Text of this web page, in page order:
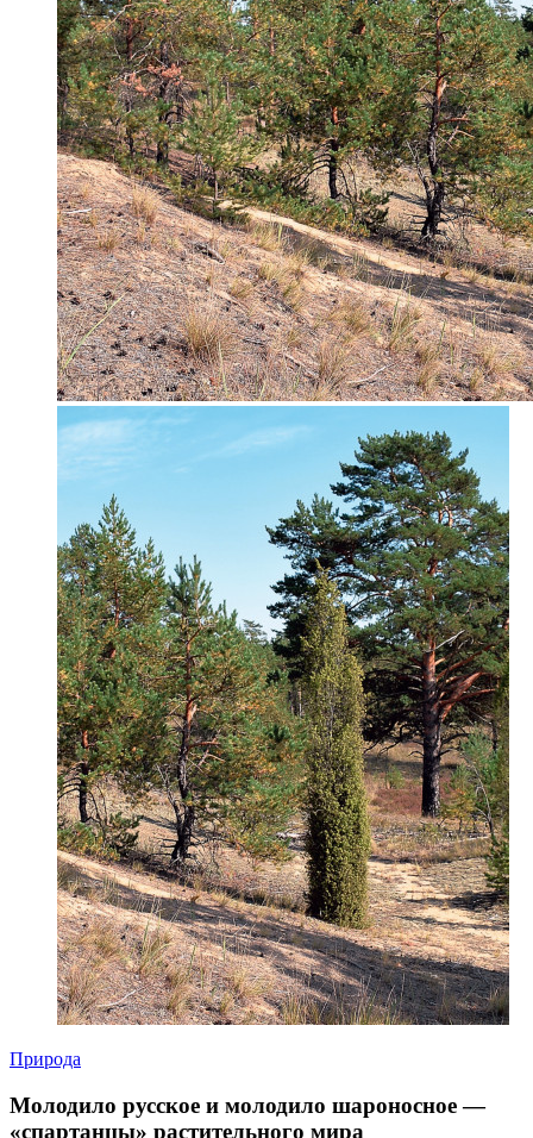
Природа
Молодило русское и молодило шароносное —
«спартанцы» растительного мира